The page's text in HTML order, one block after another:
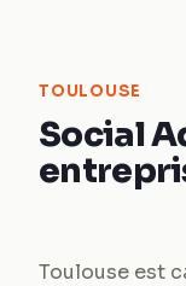
TOULOUSE
Social
Toulouse est